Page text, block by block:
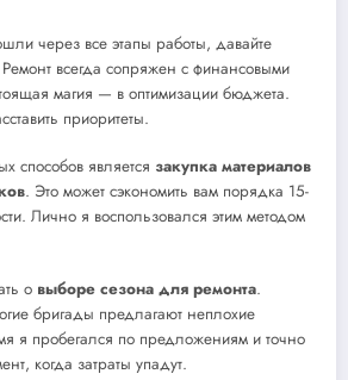
через все этапы работы, давайте
всегда сопряжен с финансовыми
магия — в оптимизации бюджета.
приоритеты.
способов является закупка материалов
. Это может сэкономить вам порядка 15-
Лично я воспользовался этим методом
о выборе сезона для ремонта.
бригады предлагают неплохие
я пробегался по предложениям и точно
когда затраты упадут.